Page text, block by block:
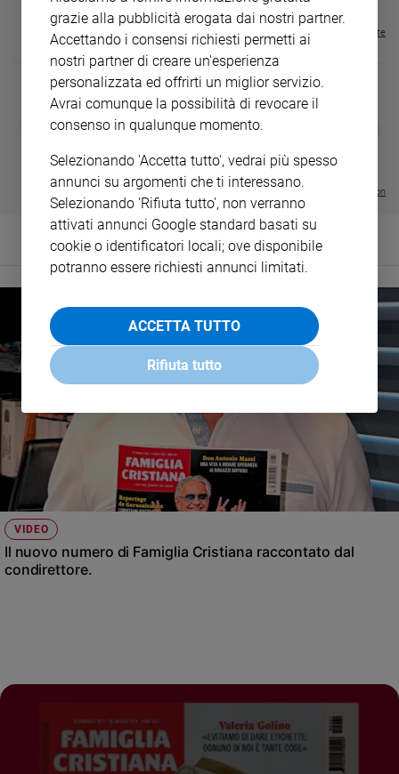
Visualizza tutte le riviste
- VOL DA 1 AL 5
€ 64,50
DIARIO G 2026-27
Visualizza tutte le collection
VIDEO
Il nuovo numero di Famiglia Cristiana raccontato dal
condirettore.
grazie alla pubblicità erogata dai nostri partner.
Accettando i consensi richiesti permetti ai
nostri partner di creare un'esperienza
personalizzata ed offrirti un miglior servizio.
Avrai comunque la possibilità di revocare il
consenso in qualunque momento.
Selezionando 'Accetta tutto', vedrai più spesso
annunci su argomenti che ti interessano.
Selezionando 'Rifiuta tutto', non verranno
attivati annunci Google standard basati su
cookie o identificatori locali; ove disponibile
potranno essere richiesti annunci limitati.
ACCETTA TUTTO
Rifiuta tutto